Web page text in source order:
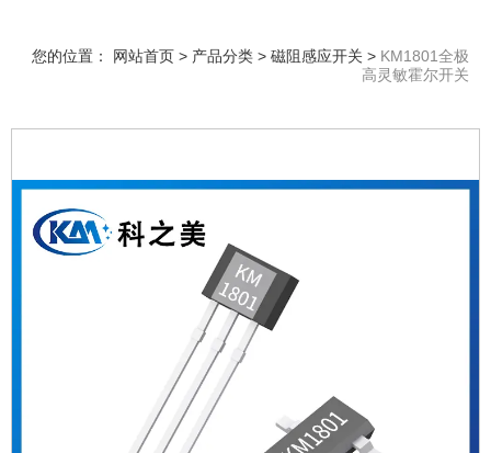
您的位置： 网站首页 > 产品分类 > 磁阻感应开关 > KM1801全极
高灵敏霍尔开关